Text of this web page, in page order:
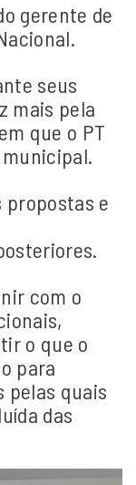
gerente de
seus
mais pela
que o PT
propostas e
com o
o que o
para
pelas quais
das